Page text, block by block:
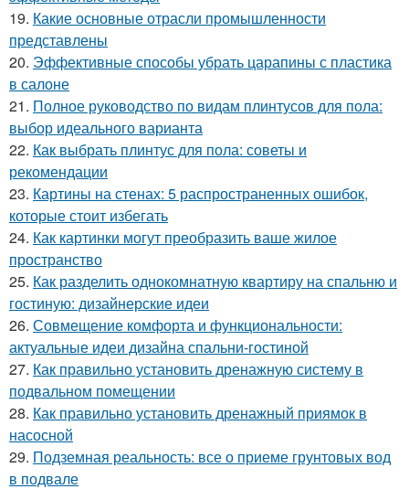
19. Какие основные отрасли промышленности
представлены
20. Эффективные способы убрать царапины с пластика
в салоне
21. Полное руководство по видам плинтусов для пола:
выбор идеального варианта
22. Как выбрать плинтус для пола: советы и
рекомендации
23. Картины на стенах: 5 распространенных ошибок,
которые стоит избегать
24. Как картинки могут преобразить ваше жилое
пространство
25. Как разделить однокомнатную квартиру на спальню и
гостиную: дизайнерские идеи
26. Совмещение комфорта и функциональности:
актуальные идеи дизайна спальни-гостиной
27. Как правильно установить дренажную систему в
подвальном помещении
28. Как правильно установить дренажный приямок в
насосной
29. Подземная реальность: все о приеме грунтовых вод
в подвале